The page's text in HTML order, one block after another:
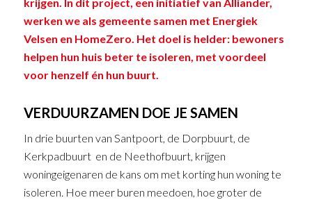
werken we als gemeente samen met Energiek
Velsen en HomeZero. Het doel is helder: bewoners
helpen hun huis beter te isoleren, met voordeel
voor henzelf én hun buurt.
VERDUURZAMEN DOE JE SAMEN
In drie buurten van Santpoort, de Dorpbuurt, de
Kerkpadbuurt en de Neethofbuurt, krijgen
woningeigenaren de kans om met korting hun woning te
isoleren. Hoe meer buren meedoen, hoe groter de